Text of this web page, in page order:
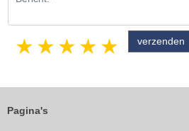
5 stars
4 stars
3 stars
2 stars
1 star
Pagina's